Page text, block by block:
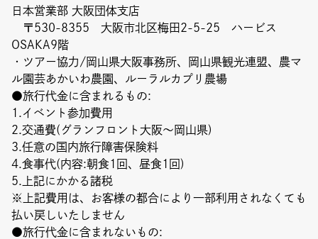
日本営業部 大阪団体支店
〒530-8355 大阪市北区梅田2-5-25 ハービス
OSAKA9階
・ツアー協力/岡山県大阪事務所、岡山県観光連盟、農マ
ル園芸あかいわ農園、ルーラルカプリ農場
●旅行代金に含まれるもの:
1.イベント参加費用
2.交通費(グランフロント大阪〜岡山県)
3.任意の国内旅行障害保険料
4.食事代(内容:朝食1回、昼食1回)
5.上記にかかる諸税
※上記費用は、お客様の都合により一部利用されなくても
払い戻しいたしません
●旅行代金に含まれないもの: